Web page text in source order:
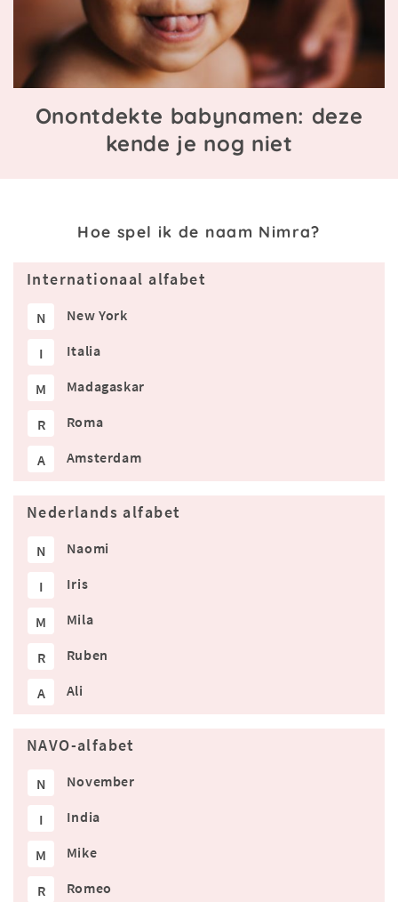
Onontdekte babynamen: deze
kende je nog niet
Hoe spel ik de naam Nimra?
Internationaal alfabet
N New York
I Italia
M Madagaskar
R Roma
A Amsterdam
Nederlands alfabet
N Naomi
I Iris
M Mila
R Ruben
A Ali
NAVO-alfabet
N November
I India
M Mike
R Romeo